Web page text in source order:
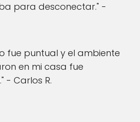
para desconectar." -
fue puntual y el ambiente
en mi casa fue
- Carlos R.